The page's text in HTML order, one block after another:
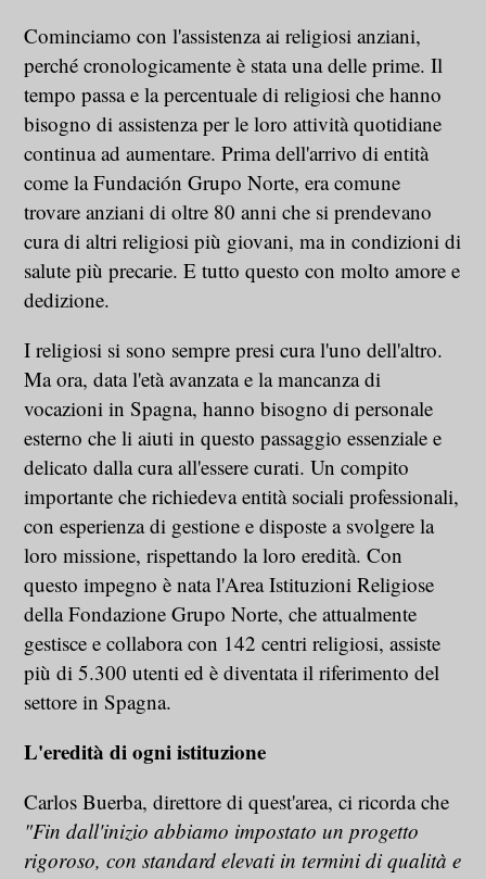
Cominciamo con l'assistenza ai religiosi anziani,
perché cronologicamente è stata una delle prime. Il
tempo passa e la percentuale di religiosi che hanno
bisogno di assistenza per le loro attività quotidiane
continua ad aumentare. Prima dell'arrivo di entità
come la Fundación Grupo Norte, era comune
trovare anziani di oltre 80 anni che si prendevano
cura di altri religiosi più giovani, ma in condizioni di
salute più precarie. E tutto questo con molto amore e
dedizione.
I religiosi si sono sempre presi cura l'uno dell'altro.
Ma ora, data l'età avanzata e la mancanza di
vocazioni in Spagna, hanno bisogno di personale
esterno che li aiuti in questo passaggio essenziale e
delicato dalla cura all'essere curati. Un compito
importante che richiedeva entità sociali professionali,
con esperienza di gestione e disposte a svolgere la
loro missione, rispettando la loro eredità. Con
questo impegno è nata l'Area Istituzioni Religiose
della Fondazione Grupo Norte, che attualmente
gestisce e collabora con 142 centri religiosi, assiste
più di 5.300 utenti ed è diventata il riferimento del
settore in Spagna.
L'eredità di ogni istituzione
Carlos Buerba, direttore di quest'area, ci ricorda che
"Fin dall'inizio abbiamo impostato un progetto
rigoroso, con standard elevati in termini di qualità e